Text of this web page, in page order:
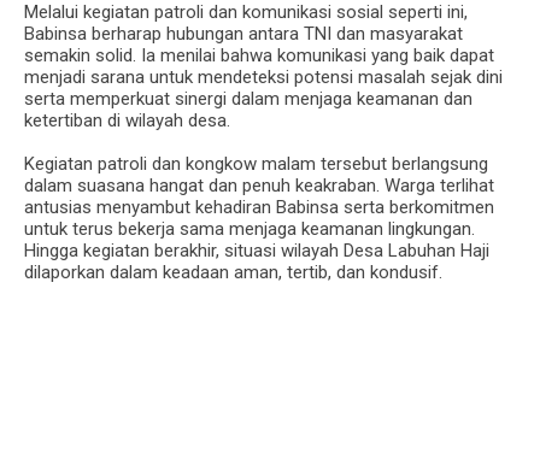
‎Melalui kegiatan patroli dan komunikasi sosial seperti ini,
Babinsa berharap hubungan antara TNI dan masyarakat
semakin solid. Ia menilai bahwa komunikasi yang baik dapat
menjadi sarana untuk mendeteksi potensi masalah sejak dini
serta memperkuat sinergi dalam menjaga keamanan dan
ketertiban di wilayah desa.
‎Kegiatan patroli dan kongkow malam tersebut berlangsung
dalam suasana hangat dan penuh keakraban. Warga terlihat
antusias menyambut kehadiran Babinsa serta berkomitmen
untuk terus bekerja sama menjaga keamanan lingkungan.
Hingga kegiatan berakhir, situasi wilayah Desa Labuhan Haji
dilaporkan dalam keadaan aman, tertib, dan kondusif.